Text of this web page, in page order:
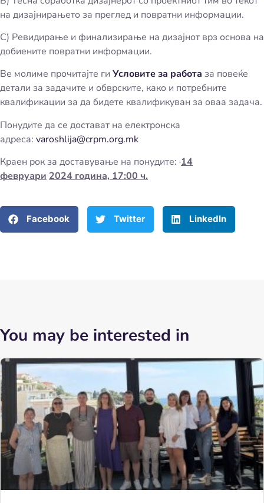
на дизајнирањето за преглед и повратни информации.
C) Ревидирање и финализирање на дизајнот врз основа на
добиените повратни информации.
Ве молиме прочитајте ги Условите за работа за повеќе
детали за задачите и обврските, како и потребните
квалификации за да бидете квалификуван за оваа задача.
Понудите да се достават на електронска
адреса: varoshlija@crpm.org.mk
Краен рок за доставување на понудите: 14
февруари 2024 година, 17:00 ч.
Facebook Twitter LinkedIn
You may be interested in